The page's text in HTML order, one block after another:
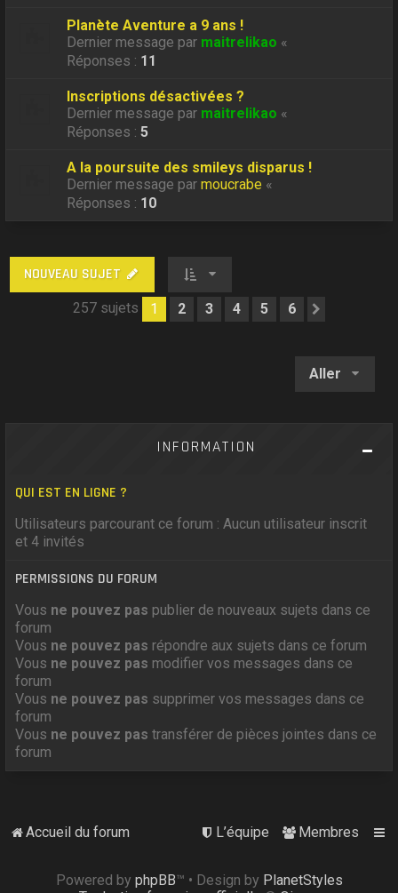
Planète Aventure a 9 ans !
Dernier message par maitrelikao «
Réponses : 11
Inscriptions désactivées ?
Dernier message par maitrelikao «
Réponses :5
A la poursuite des smileys disparus !
Dernier message parmoucrabe «
Réponses : 10
NOUVEAU SUJET
257 sujets 1 2 3 4 5 6
Aller
INFORMATION
QUI EST EN LIGNE ?
Utilisateurs parcourant ce forum : Aucun utilisateur inscrit
et 4 invités
PERMISSIONS DU FORUM
Vous ne pouvez pas publier de nouveaux sujets dans ce
forum
Vous ne pouvez pas répondre aux sujets dans ce forum
Vous ne pouvez pas modifier vos messages dans ce
forum
Vous ne pouvez pas supprimer vos messages dans ce
forum
Vous ne pouvez pas transférer de pièces jointes dans ce
forum
Accueil du forum Membres
L’équipe
Powered by phpBB™ • Design by PlanetStyles